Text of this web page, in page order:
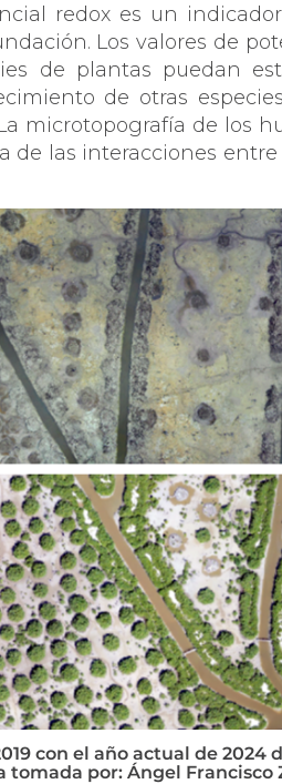
redox es un
Los valores de
de plantas puedan
de otras
microtopografía de los
de las interacciones
con el año actual de
por: Ángel Francisco